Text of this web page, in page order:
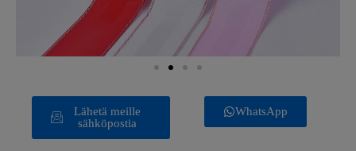
Lähetä meille
sähköpostia
WhatsApp